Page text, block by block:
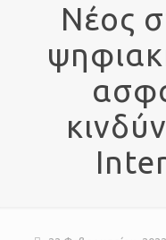
Νέος